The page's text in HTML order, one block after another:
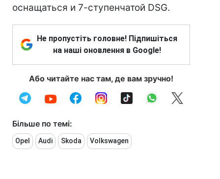
оснащаться и 7-ступенчатой DSG.
Не пропустіть головне! Підпишіться
на наші оновлення в Google!
Або читайте нас там, де вам зручно!
Більше по темі:
Opel Audi Skoda Volkswagen